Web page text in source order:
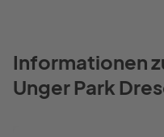
Informationen
Unger Park